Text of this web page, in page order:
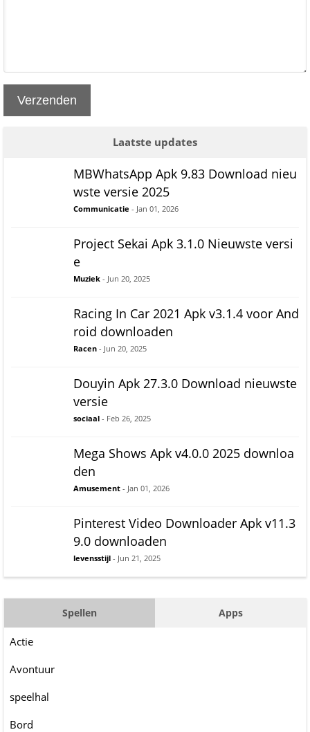
Verzenden
Laatste updates
MBWhatsApp Apk 9.83 Download nieu
wste versie 2025
Communicatie - Jan 01, 2026
Project Sekai Apk 3.1.0 Nieuwste versi
e
Muziek - Jun 20, 2025
Racing In Car 2021 Apk v3.1.4 voor And
roid downloaden
Racen - Jun 20, 2025
Douyin Apk 27.3.0 Download nieuwste
versie
sociaal - Feb 26, 2025
Mega Shows Apk v4.0.0 2025 downloa
den
Amusement - Jan 01, 2026
Pinterest Video Downloader Apk v11.3
9.0 downloaden
levensstijl - Jun 21, 2025
Spellen Apps
Actie
Avontuur
speelhal
Bord